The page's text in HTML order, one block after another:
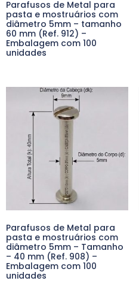
Parafusos de Metal para
pasta e mostruários com
diâmetro 5mm – tamanho
60 mm (Ref. 912) –
Embalagem com 100
unidades
Parafusos de Metal para
pasta e mostruários com
diâmetro 5mm – Tamanho
– 40 mm (Ref. 908) –
Embalagem com 100
unidades